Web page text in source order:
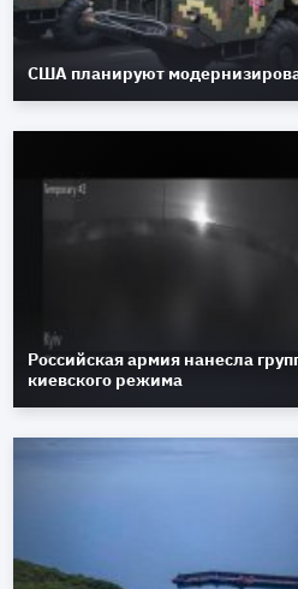
США планируют
Российская армия нанесла
киевского режима